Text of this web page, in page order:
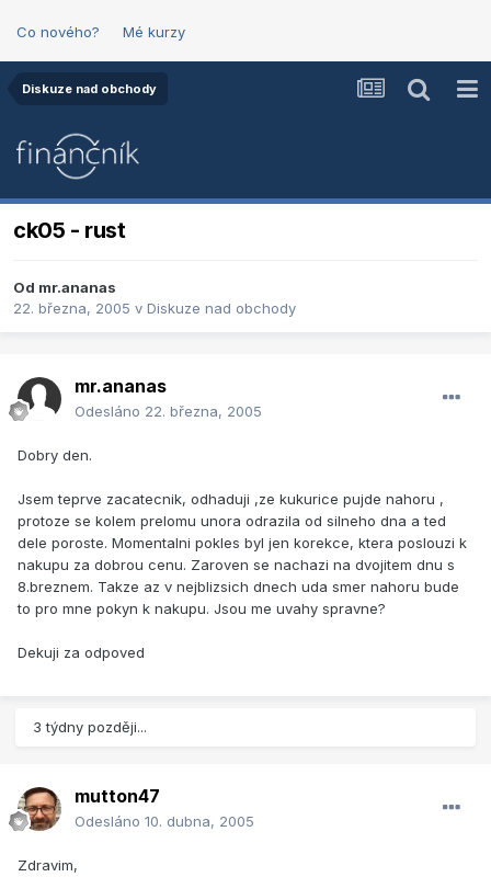
Co nového? Mé kurzy
Diskuze nad obchody
ck05 - rust
Od mr.ananas
22. března, 2005 v Diskuze nad obchody
mr.ananas
Odesláno 22. března, 2005
Dobry den.
Jsem teprve zacatecnik, odhaduji ,ze kukurice pujde nahoru ,
protoze se kolem prelomu unora odrazila od silneho dna a ted
dele poroste. Momentalni pokles byl jen korekce, ktera poslouzi k
nakupu za dobrou cenu. Zaroven se nachazi na dvojitem dnu s
8.breznem. Takze az v nejblizsich dnech uda smer nahoru bude
to pro mne pokyn k nakupu. Jsou me uvahy spravne?
Dekuji za odpoved
3 týdny později...
mutton47
Odesláno 10. dubna, 2005
Zdravim,